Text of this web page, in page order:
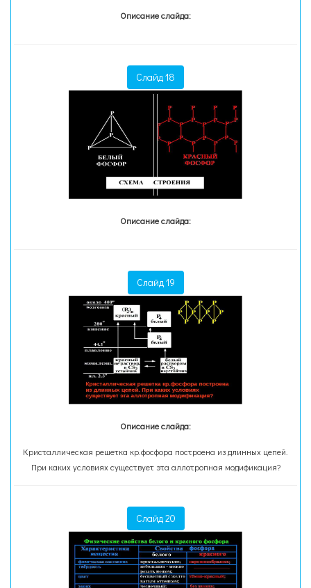
Описание слайда:
Слайд 18
Описание слайда:
Слайд 19
Описание слайда:
Кристаллическая решетка кр.фосфора построена из длинных цепей.
При каких условиях существует эта аллотропная модификация?
Слайд 20